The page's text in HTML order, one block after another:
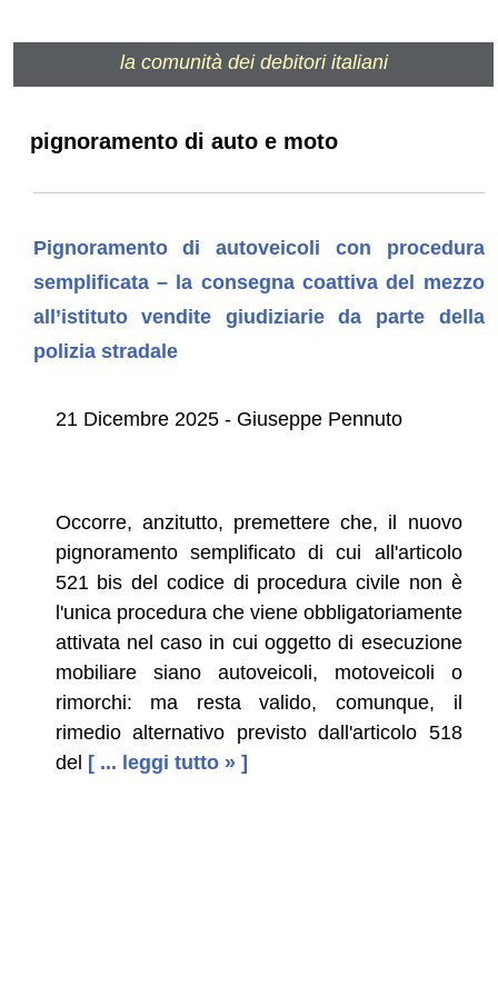
la comunità dei debitori italiani
pignoramento di auto e moto
Pignoramento di autoveicoli con procedura
semplificata – la consegna coattiva del mezzo
all’istituto vendite giudiziarie da parte della
polizia stradale
21 Dicembre 2025 - Giuseppe Pennuto
Occorre, anzitutto, premettere che, il nuovo
pignoramento semplificato di cui all'articolo
521 bis del codice di procedura civile non è
l'unica procedura che viene obbligatoriamente
attivata nel caso in cui oggetto di esecuzione
mobiliare siano autoveicoli, motoveicoli o
rimorchi: ma resta valido, comunque, il
rimedio alternativo previsto dall'articolo 518
del [ ... leggi tutto » ]